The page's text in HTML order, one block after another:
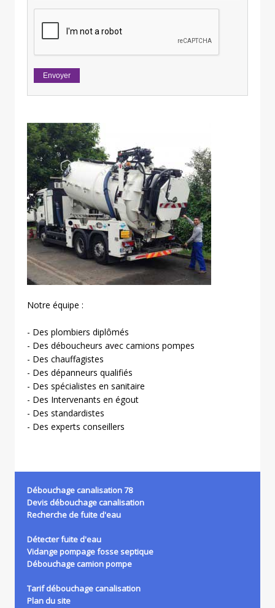
Notre équipe :
- Des plombiers diplômés
- Des déboucheurs avec camions pompes
- Des chauffagistes
- Des dépanneurs qualifiés
- Des spécialistes en sanitaire
- Des Intervenants en égout
- Des standardistes
- Des experts conseillers
Débouchage canalisation 78
Devis débouchage canalisation
Recherche de fuite d'eau
Détecter fuite d'eau
Vidange pompage fosse septique
Débouchage camion pompe
Tarif débouchage canalisation
Plan du site